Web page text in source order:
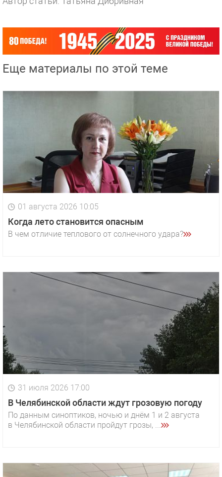
Еще материалы по этой теме
01 августа 2026 10:05
Когда лето становится опасным
В чем отличие теплового от солнечного удара?
31 июля 2026 17:00
В Челябинской области ждут грозовую погоду
По данным синоптиков, ночью и днём 1 и 2 августа
в Челябинской области пройдут грозы, ...